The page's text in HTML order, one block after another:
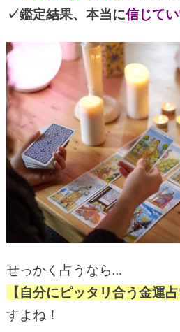
✓鑑定結果、本当に信じて
せっかく占うなら…
【自分にピッタリ合う金運
すよね！